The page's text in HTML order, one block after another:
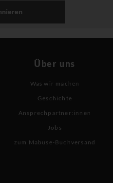
Über uns
Was wir machen
Geschichte
Ansprechpartner:innen
Jobs
zum Mabuse-Buchversand